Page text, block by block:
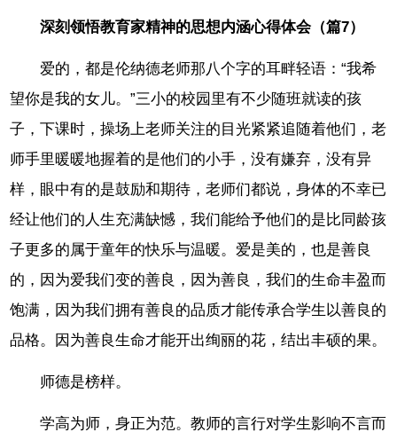
深刻领悟教育家精神的思想内涵心得体会（篇7）
爱的，都是伦纳德老师那八个字的耳畔轻语：“我希
望你是我的女儿。”三小的校园里有不少随班就读的孩
子，下课时，操场上老师关注的目光紧紧追随着他们，老
师手里暖暖地握着的是他们的小手，没有嫌弃，没有异
样，眼中有的是鼓励和期待，老师们都说，身体的不幸已
经让他们的人生充满缺憾，我们能给予他们的是比同龄孩
子更多的属于童年的快乐与温暖。爱是美的，也是善良
的，因为爱我们变的善良，因为善良，我们的生命丰盈而
饱满，因为我们拥有善良的品质才能传承合学生以善良的
品格。因为善良生命才能开出绚丽的花，结出丰硕的果。
师德是榜样。
学高为师，身正为范。教师的言行对学生影响不言而